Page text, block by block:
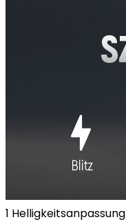
1 Helligkeitsanpassung